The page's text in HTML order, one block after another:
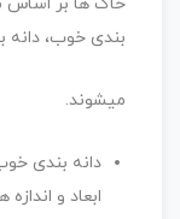
بندی خوب، دانه
میشوند.
دانه بندی
ابعاد و اندازه